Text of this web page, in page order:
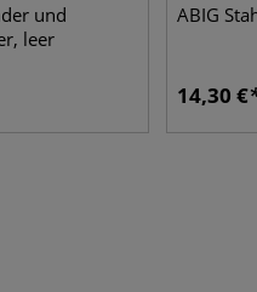
und
leer
ABIG
14,30 €